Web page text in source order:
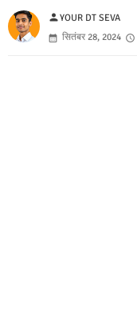
personYOUR DT SEVA
सितंबर 28, 2024